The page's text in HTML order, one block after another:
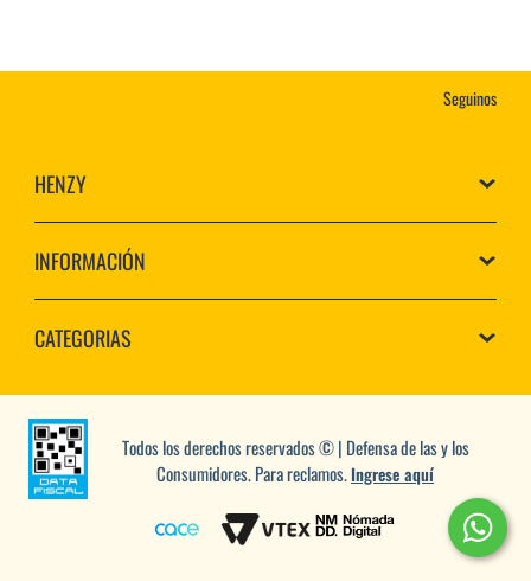
Seguinos
HENZY
INFORMACIÓN
CATEGORIAS
Todos los derechos reservados © | Defensa de las y los
Consumidores. Para reclamos.Ingrese aquí